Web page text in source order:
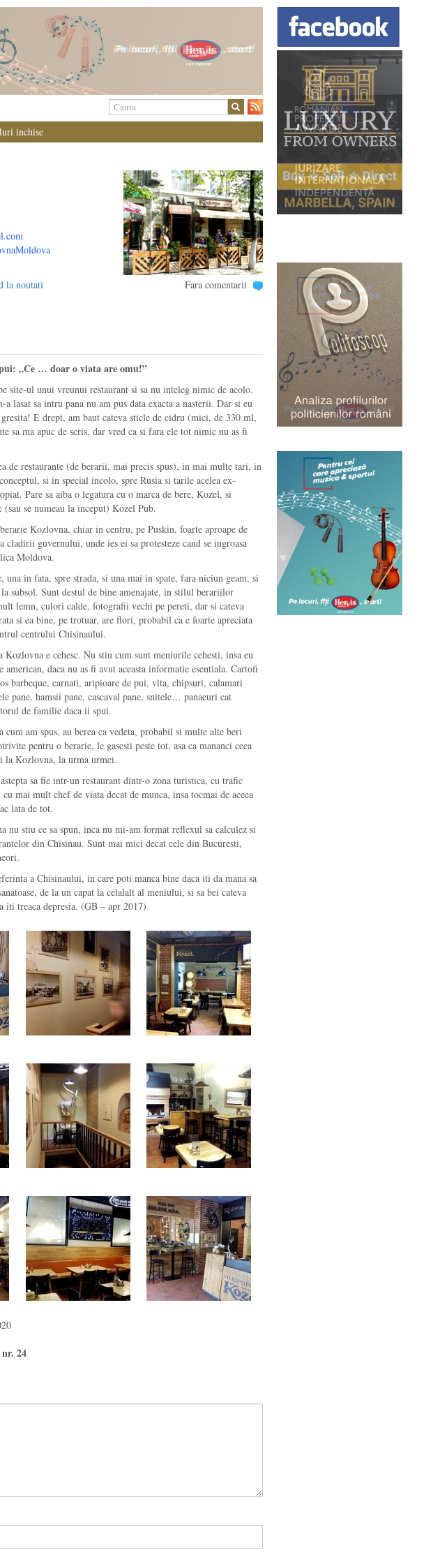
inchise
la noutati Fara comentarii
„Ce … doar o viata are omu!”
site-ul unui vreunui restaurant si sa nu inteleg nimic de acolo.
a lasat sa intru pana nu am pus data exacta a nasterii. Dar si eu
E drept, am baut cateva sticle de cidru (mici, de 330 ml,
sa ma apuc de scris, dar vred ca si fara ele tot nimic nu as fi
de restaurante (de berarii, mai precis spus), in mai multe tari, in
si in special incolo, spre Rusia si tarile acelea ex-
Pare sa aiba o legatura cu o marca de bere, Kozel, si
(sau se numeau la inceput) Kozel Pub.
Kozlovna, chiar in centru, pe Puskin, foarte aproape de
cladirii guvernului, unde ies ei sa protesteze cand se ingroasa
Moldova.
una in fata, spre strada, si una mai in spate, fara niciun geam, si
subsol. Sunt destul de bine amenajate, in stilul berariilor
lemn, culori calde, fotografii vechi pe pereti, dar si cateva
si ea bine, pe trotuar, are flori, probabil ca e foarte apreciata
centrului Chisinaului.
Kozlovna e cehesc. Nu stiu cum sunt meniurile cehesti, insa eu
american, daca nu as fi avut aceasta informatie esentiala. Cartofi
barbeque, carnati, aripioare de pui, vita, chipsuri, calamari
pane, hamsii pane, cascaval pane, snitele… panaeuri cat
de familie daca ii spui.
cum am spus, au berea ca vedeta, probabil si multe alte beri
pentru o berarie, le gasesti peste tot, asa ca mananci ceea
la Kozlovna, la urma urmei.
sa fie intr-un restaurant dintr-o zona turistica, cu trafic
mai mult chef de viata decat de munca, insa tocmai de aceea
lata de tot.
nu stiu ce sa spun, inca nu mi-am format reflexul sa calculez si
din Chisinau. Sunt mai mici decat cele din Bucuresti,
a Chisinaului, in care poti manca bine daca iti da mana sa
de la un capat la celalalt al meniului, si sa bei cateva
iti treaca depresia. (GB – apr 2017)
24